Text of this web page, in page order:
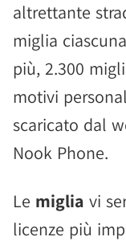
altrettante
miglia
più, 2.300
motivi
scaricato dal
Nook Phone.
Le miglia vi
licenze più